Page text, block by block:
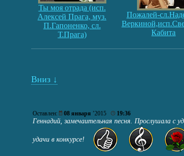
Ты моя отрада (исп.
Алексей Прага, муз.
П.Гапоненко, сл.
Т.Прага)
Пожалей-
Кабита
Вниз ↓
Оставлен: 08 января ’2015 19:36
Геннадий, замечаительная песня. Прослушала с
удачи в конкурсе!